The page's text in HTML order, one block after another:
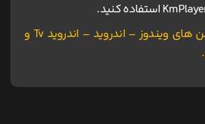
دانلود اپلیکیشن های ویندوز – اندروید – اندروید Tv و